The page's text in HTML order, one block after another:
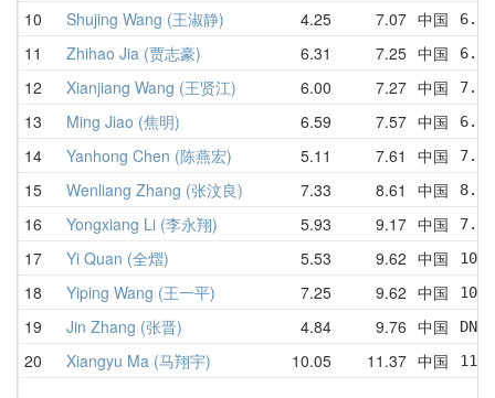
10 Shujing Wang (王淑静) 4.25 7.07 中国
11 Zhihao Jia (贾志豪) 6.31 7.25 中国
12 Xianjiang Wang (王贤江) 6.00 7.27 中国
13 Ming Jiao (焦明) 6.59 7.57 中国
14 Yanhong Chen (陈燕宏) 5.11 7.61 中国
15 Wenliang Zhang (张汶良) 7.33 8.61 中国
16 Yongxiang Li (李永翔) 5.93 9.17 中国
17 Yi Quan (全熠) 5.53 9.62 中国
18 Yiping Wang (王一平) 7.25 9.62 中国
19 Jin Zhang (张晋) 4.84 9.76 中国
20 Xiangyu Ma (马翔宇) 10.05 11.37 中国